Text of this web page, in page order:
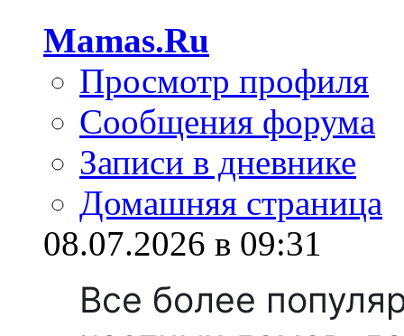
Mamas.Ru
Просмотр профиля
Сообщения форума
Записи в дневнике
Домашняя страница
08.07.2026 в 09:31
Все более